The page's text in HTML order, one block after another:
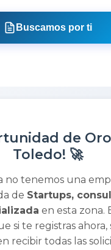
Buscamos por ti
de
Toledo! 🚀
no tenemos una
de Startups,
en esta zona.
si te registras ahora,
recibir todas las